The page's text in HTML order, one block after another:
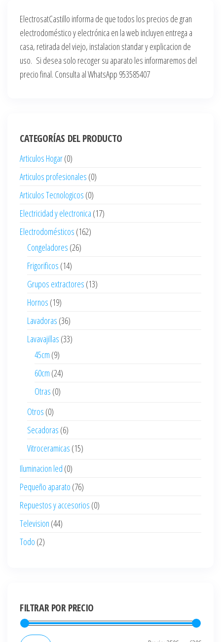
ElectrosatCastillo informa de que todos los precios de gran
electrodoméstico y electrónica en la web incluyen entrega a
casa, retirada del viejo, instalacion standar y explicacion de
uso. Si desea solo recoger su aparato les informaremos del
precio final. Consulta al WhatsApp 953585407
CATEGORÍAS DEL PRODUCTO
Articulos Hogar(0)
Articulos profesionales (0)
Articulos Tecnologicos (0)
Electricidad y electronica (17)
Electrodomésticos (162)
Congeladores (26)
Frigorificos (14)
Grupos extractores (13)
Hornos (19)
Lavadoras (36)
Lavavajillas (33)
45cm (9)
60cm (24)
Otras (0)
Otros (0)
Secadoras (6)
Vitroceramicas (15)
Iluminacion led (0)
Pequeño aparato (76)
Repuestos y accesorios (0)
Television (44)
Todo (2)
FILTRAR POR PRECIO